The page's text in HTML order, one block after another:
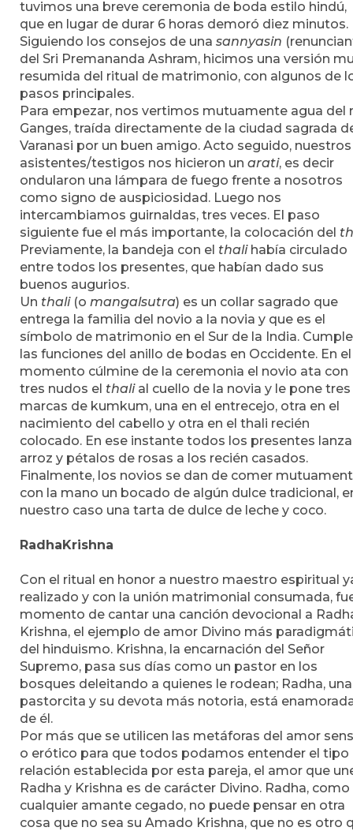
tuvimos una breve ceremonia de boda estilo hindú,
que en lugar de durar 6 horas demoró diez minutos.
Siguiendo los consejos de una sannyasin
del Sri Premananda Ashram, hicimos una versión
resumida del ritual de matrimonio, con algunos de
pasos principales.
Para empezar, nos vertimos mutuamente agua del
Ganges, traída directamente de la ciudad sagrada
Varanasi por un buen amigo. Acto seguido, nuestros
asistentes/testigos nos hicieron un arati, es decir
ondularon una lámpara de fuego frente a nosotros
como signo de auspiciosidad. Luego nos
intercambiamos guirnaldas, tres veces. El paso
siguiente fue el más importante, la colocación del
Previamente, la bandeja con el thalihabía circulado
entre todos los presentes, que habían dado sus
buenos augurios.
Un thali(o mangalsutra) es un collar sagrado que
entrega la familia del novio a la novia y que es el
símbolo de matrimonio en el Sur de la India. Cumple
las funciones del anillo de bodas en Occidente. En el
momento cúlmine de la ceremonia el novio ata con
tres nudos el thalial cuello de la novia y le pone tres
marcas de kumkum, una en el entrecejo, otra en el
nacimiento del cabello y otra en el thali recién
colocado. En ese instante todos los presentes
arroz y pétalos de rosas a los recién casados.
Finalmente, los novios se dan de comer
con la mano un bocado de algún dulce tradicional,
nuestro caso una tarta de dulce de leche y coco.
RadhaKrishna
Con el ritual en honor a nuestro maestro espiritual
realizado y con la unión matrimonial consumada,
momento de cantar una canción devocional a
Krishna, el ejemplo de amor Divino más
del hinduismo. Krishna, la encarnación del Señor
Supremo, pasa sus días como un pastor en los
bosques deleitando a quienes le rodean; Radha, una
pastorcita y su devota más notoria, está
de él.
Por más que se utilicen las metáforas del amor
o erótico para que todos podamos entender el tipo
relación establecida por esta pareja, el amor que
Radha y Krishna es de carácter Divino. Radha, como
cualquier amante cegado, no puede pensar en otra
cosa que no sea su Amado Krishna, que no es otro